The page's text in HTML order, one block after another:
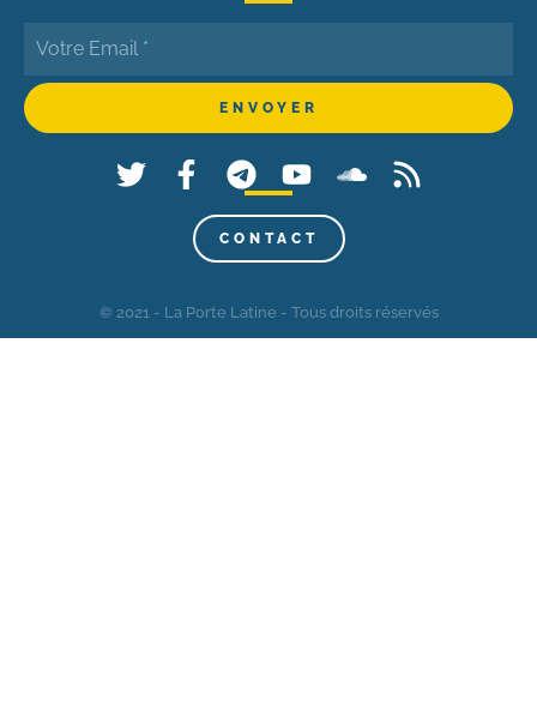
CONTACT
© 2021 - La Porte Latine - Tous droits réservés